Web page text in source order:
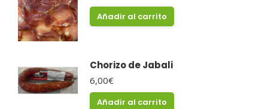
Añadir al carrito
Chorizo de Jabali
6,00€
Añadir al carrito